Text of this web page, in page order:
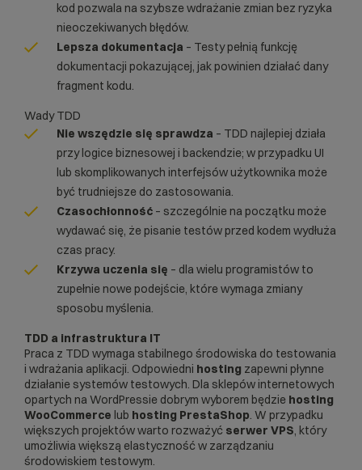
kod pozwala na szybsze wdrażanie zmian bez ryzyka
nieoczekiwanych błędów.
Lepsza dokumentacja – Testy pełnią funkcję
dokumentacji pokazującej, jak powinien działać dany
fragment kodu.
Wady TDD
Nie wszędzie się sprawdza – TDD najlepiej działa
przy logice biznesowej i backendzie; w przypadku UI
lub skomplikowanych interfejsów użytkownika może
być trudniejsze do zastosowania.
Czasochłonność – szczególnie na początku może
wydawać się, że pisanie testów przed kodem wydłuża
czas pracy.
Krzywa uczenia się – dla wielu programistów to
zupełnie nowe podejście, które wymaga zmiany
sposobu myślenia.
TDD a infrastruktura IT
Praca z TDD wymaga stabilnego środowiska do testowania
i wdrażania aplikacji. Odpowiedni hosting zapewni płynne
działanie systemów testowych. Dla sklepów internetowych
opartych na WordPressie dobrym wyborem będzie hosting
WooCommerce lub hosting PrestaShop. W przypadku
większych projektów warto rozważyć serwer VPS, który
umożliwia większą elastyczność w zarządzaniu
środowiskiem testowym.